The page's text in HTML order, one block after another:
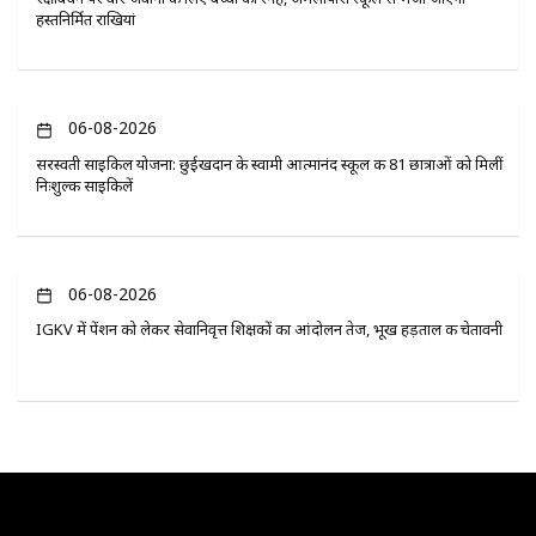
हस्तनिर्मित राखियां
06-08-2026
सरस्वती साइकिल योजना: छुईखदान के स्वामी आत्मानंद स्कूल की 81 छात्राओं को मिलीं
निःशुल्क साइकिलें
06-08-2026
IGKV में पेंशन को लेकर सेवानिवृत्त शिक्षकों का आंदोलन तेज, भूख हड़ताल की चेतावनी